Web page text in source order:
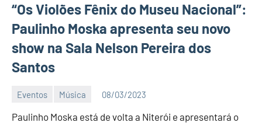
“Os Violões Fênix do Museu Nacional”:
Paulinho Moska apresenta seu novo
show na Sala Nelson Pereira dos
Santos
Eventos Música 08/03/2023
D
Paulinho Moska está de volta a Niterói e apresentará o